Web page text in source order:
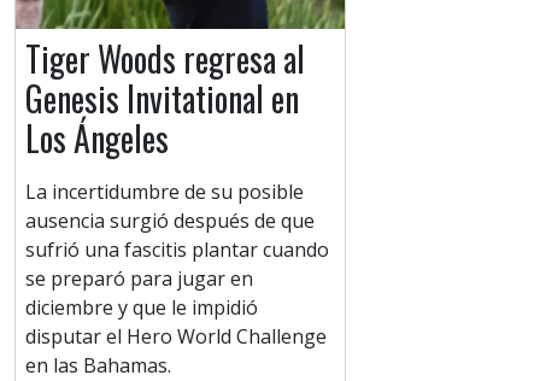
Tiger Woods regresa al
Genesis Invitational en
Los Ángeles
La incertidumbre de su posible
ausencia surgió después de que
sufrió una fascitis plantar cuando
se preparó para jugar en
diciembre y que le impidió
disputar el Hero World Challenge
en las Bahamas.